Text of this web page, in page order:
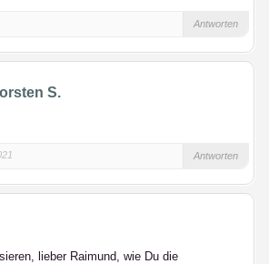
Antworten
S.
Antworten
lieber Raimund, wie Du die